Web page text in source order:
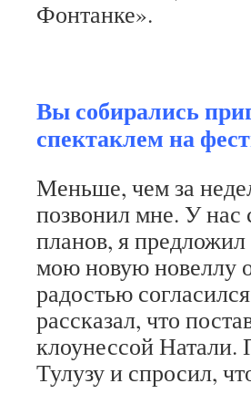
Фонтанке».
Вы собирались
спектаклем на
Меньше, чем за
позвонил мне. У нас
планов, я
мою новую новеллу
радостью
рассказал, что
клоунессой Натали.
Тулузу и спросил,